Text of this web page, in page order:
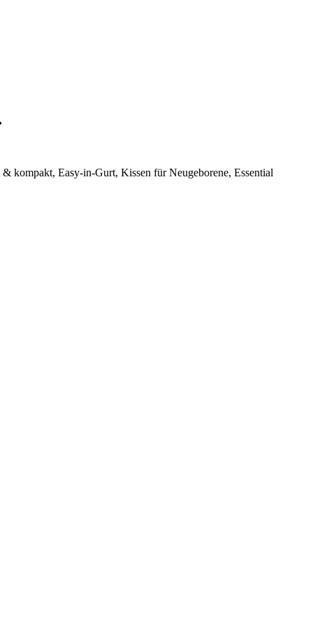
kompakt, Easy-in-Gurt, Kissen für Neugeborene, Essential